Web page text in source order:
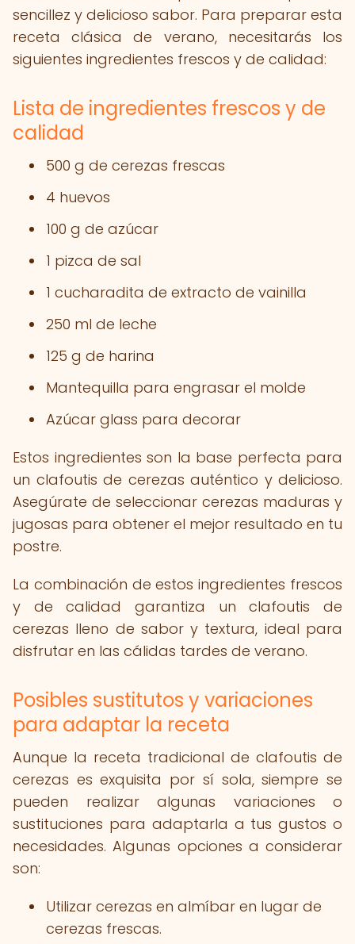
sencillez y delicioso sabor. Para preparar esta
receta clásica de verano, necesitarás los
siguientes ingredientes frescos y de calidad:
Lista de ingredientes frescos y de
calidad
500 g de cerezas frescas
4 huevos
100 g de azúcar
1 pizca de sal
1 cucharadita de extracto de vainilla
250 ml de leche
125 g de harina
Mantequilla para engrasar el molde
Azúcar glass para decorar
Estos ingredientes son la base perfecta para
un clafoutis de cerezas auténtico y delicioso.
Asegúrate de seleccionar cerezas maduras y
jugosas para obtener el mejor resultado en tu
postre.
La combinación de estos ingredientes frescos
y de calidad garantiza un clafoutis de
cerezas lleno de sabor y textura, ideal para
disfrutar en las cálidas tardes de verano.
Posibles sustitutos y variaciones
para adaptar la receta
Aunque la receta tradicional de clafoutis de
cerezas es exquisita por sí sola, siempre se
pueden realizar algunas variaciones o
sustituciones para adaptarla a tus gustos o
necesidades. Algunas opciones a considerar
son:
Utilizar cerezas en almíbar en lugar de
cerezas frescas.